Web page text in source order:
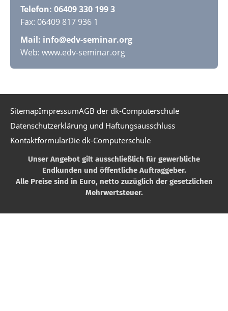
Telefon: 06409 330 199 3
Fax: 06409 817 936 1
Mail: info@edv-seminar.org
Web: www.edv-seminar.org
SitemapImpressumAGB der dk-Computerschule
Datenschutzerklärung und Haftungsausschluss
KontaktformularDie dk-Computerschule
Unser Angebot gilt ausschließlich für gewerbliche
Endkunden und öffentliche Auftraggeber.
Alle Preise sind in Euro, netto zuzüglich der gesetzlichen
Mehrwertsteuer.